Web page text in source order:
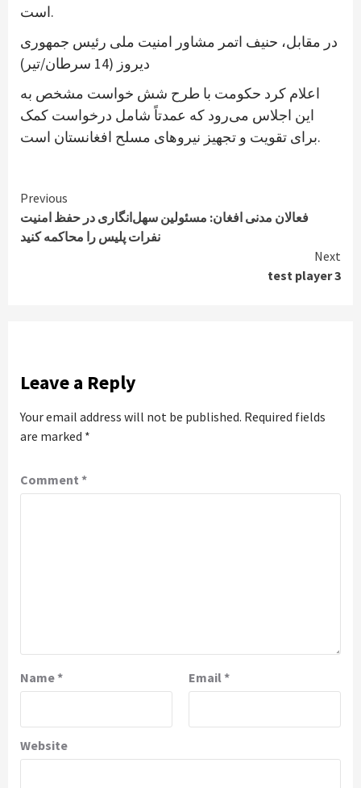
است.
در مقابل، حنیف اتمر مشاور امنیت ملی رئیس جمهوری
دیروز (14 سرطان/تیر)
اعلام کرد حکومت با طرح شش خواست مشخص به
این اجلاس می‌رود که عمدتاً شامل درخواست کمک
برای تقویت و تجهیز نیروهای مسلح افغانستان است.
Continue
Reading
Previous
فعالان مدنی افغان: مسئولین سهل‌انگاری در حفظ امنیت
نفرات پلیس را محاکمه کنید
Next
test player 3
Leave a Reply
Your email address will not be published. Required fields
are marked *
Comment *
Name* Email *
Website